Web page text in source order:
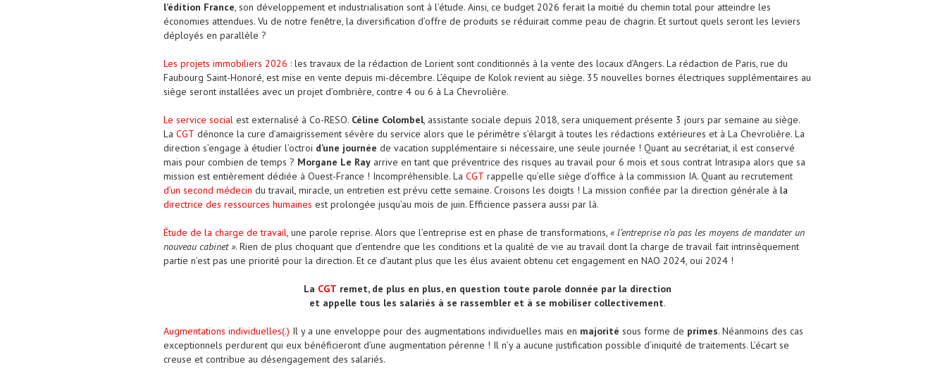
l’édition France, son développement et industrialisation sont à l’étude. Ainsi, ce budget 2026 ferait la moitié du chemin total pour atteindre les
économies attendues. Vu de notre fenêtre, la diversification d’offre de produits se réduirait comme peau de chagrin. Et surtout quels seront les leviers
déployés en parallèle ?
Les projets immobiliers 2026 : les travaux de la rédaction de Lorient sont conditionnés à la vente des locaux d’Angers. La rédaction de Paris, rue du
Faubourg Saint-Honoré, est mise en vente depuis mi-décembre. L’équipe de Kolok revient au siège. 35 nouvelles bornes électriques supplémentaires au
siège seront installées avec un projet d’ombrière, contre 4 ou 6 à La Chevrolière.
Le service social est externalisé à Co-RESO. Céline Colombel, assistante sociale depuis 2018, sera uniquement présente 3 jours par semaine au siège.
La CGT dénonce la cure d’amaigrissement sévère du service alors que le périmètre s’élargit à toutes les rédactions extérieures et à La Chevrolière. La
direction s’engage à étudier l’octroi d’une journée de vacation supplémentaire si nécessaire, une seule journée ! Quant au secrétariat, il est conservé
mais pour combien de temps ? Morgane Le Ray arrive en tant que préventrice des risques au travail pour 6 mois et sous contrat Intrasipa alors que sa
mission est entièrement dédiée à Ouest-France ! Incompréhensible. La CGT rappelle qu’elle siège d’office à la commission IA. Quant au recrutement
d’un second médecin du travail, miracle, un entretien est prévu cette semaine. Croisons les doigts ! La mission confiée par la direction générale à la
directrice des ressources humaines est prolongée jusqu’au mois de juin. Efficience passera aussi par là.
Étude de la charge de travail, une parole reprise. Alors que l’entreprise est en phase de transformations, « l’entreprise n’a pas les moyens de mandater un
nouveau cabinet ». Rien de plus choquant que d’entendre que les conditions et la qualité de vie au travail dont la charge de travail fait intrinsèquement
partie n’est pas une priorité pour la direction. Et ce d’autant plus que les élus avaient obtenu cet engagement en NAO 2024, oui 2024 !
La CGT remet, de plus en plus, en question toute parole donnée par la direction
et appelle tous les salariés à se rassembler et à se mobiliser collectivement.
Augmentations individuelles(.) Il y a une enveloppe pour des augmentations individuelles mais en majorité sous forme de primes. Néanmoins des cas
exceptionnels perdurent qui eux bénéficieront d’une augmentation pérenne ! Il n’y a aucune justification possible d’iniquité de traitements. L’écart se
creuse et contribue au désengagement des salariés.